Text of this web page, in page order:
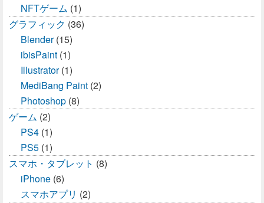
NFTゲーム (1)
グラフィック (36)
Blender(15)
ibisPaint (1)
Illustrator(1)
MediBang Paint (2)
Photoshop (8)
ゲーム (2)
PS4 (1)
PS5 (1)
スマホ・タブレット (8)
iPhone (6)
スマホアプリ (2)